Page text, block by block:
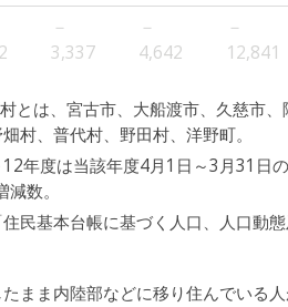
－
3,337
－
4,642
－
12,841
とは、宮古市、大船渡市、久慈市
村、普代村、野田村、洋野町。
年度は当該年度4月1日～3月31日
数。
住民基本台帳に基づく人口、人口動
まま内陸部などに移り住んでいる